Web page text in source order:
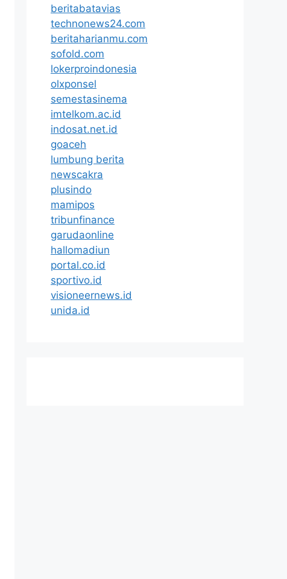
beritabatavias
technonews24.com
beritaharianmu.com
sofold.com
lokerproindonesia
olxponsel
semestasinema
imtelkom.ac.id
indosat.net.id
goaceh
lumbung berita
newscakra
plusindo
mamipos
tribunfinance
garudaonline
hallomadiun
portal.co.id
sportivo.id
visioneernews.id
unida.id